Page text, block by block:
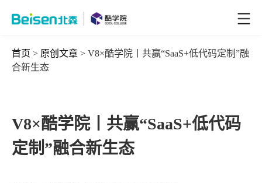
首页 > 原创文章 > V8×酷学院丨共赢“SaaS+低代码定制”融
合新生态
V8×酷学院丨共赢“SaaS+低代码
定制”融合新生态